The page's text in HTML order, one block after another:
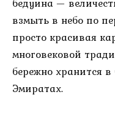
взмыть в небо по
просто красивая
многовековой
бережно хранится
Эмиратах.